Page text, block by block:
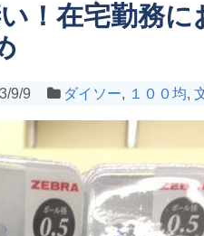
！在宅勤務に
9/9 ダイソー, １００均,